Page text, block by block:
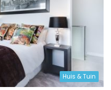
Huis & Tuin